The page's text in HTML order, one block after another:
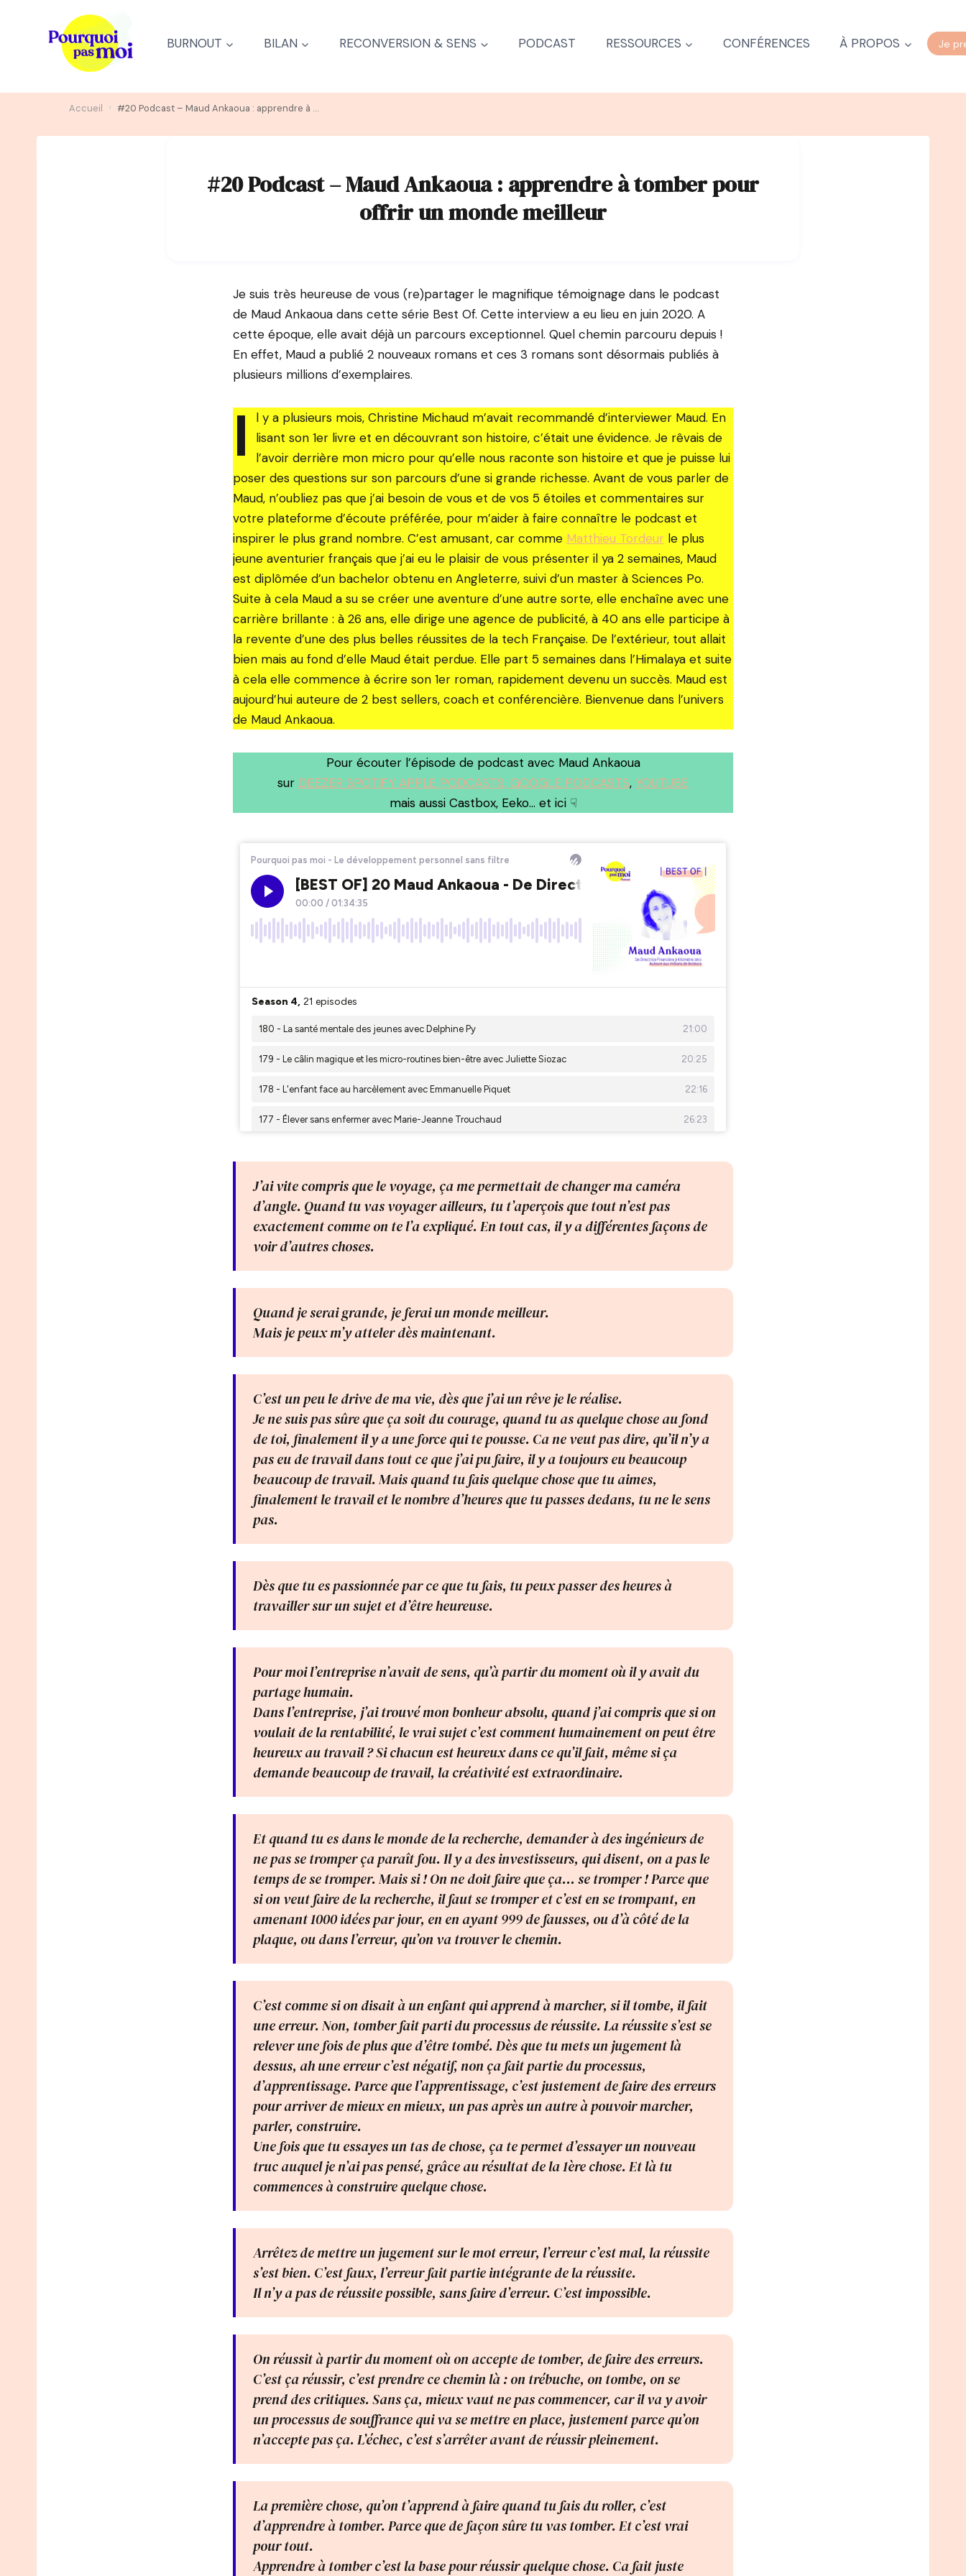
BURNOUT BILAN RECONVERSION & SENS PODCAST RESSOURCES CONFÉRENCES À PROPOS Je
Accueil › #20 Podcast – Maud Ankaoua : apprendre à tomber pour offrir un monde meilleur
#20 Podcast – Maud Ankaoua : apprendre à tomber pour
offrir un monde meilleur
Je suis très heureuse de vous (re)partager le magnifique témoignage dans le podcast
de Maud Ankaoua dans cette série Best Of. Cette interview a eu lieu en juin 2020.⁠ A
cette époque, elle avait déjà un parcours exceptionnel.⁠ Quel chemin parcouru depuis !⁠
En effet, Maud a publié 2 nouveaux romans et ces 3 romans sont désormais publiés à
plusieurs millions d’exemplaires.⁠
I
l y a plusieurs mois, Christine Michaud m’avait recommandé d’interviewer Maud. En
lisant son 1er livre et en découvrant son histoire, c’était une évidence. Je rêvais de
l’avoir derrière mon micro pour qu’elle nous raconte son histoire et que je puisse lui
poser des questions sur son parcours d’une si grande richesse. Avant de vous parler de
Maud, n’oubliez pas que j’ai besoin de vous et de vos 5 étoiles et commentaires sur
votre plateforme d’écoute préférée, pour m’aider à faire connaître le podcast et
inspirer le plus grand nombre. C’est amusant, car comme Matthieu Tordeur le plus
jeune aventurier français que j’ai eu le plaisir de vous présenter il ya 2 semaines, Maud
est diplômée d’un bachelor obtenu en Angleterre, suivi d’un master à Sciences Po.
Suite à cela Maud a su se créer une aventure d’une autre sorte, elle enchaîne avec une
carrière brillante : à 26 ans, elle dirige une agence de publicité, à 40 ans elle participe à
la revente d’une des plus belles réussites de la tech Française. De l’extérieur, tout allait
bien mais au fond d’elle Maud était perdue. Elle part 5 semaines dans l’Himalaya et suite
à cela elle commence à écrire son 1er roman, rapidement devenu un succès. Maud est
aujourd’hui auteure de 2 best sellers, coach et conférencière. Bienvenue dans l’univers
de Maud Ankaoua.
Pour écouter l’épisode de podcast avec Maud Ankaoua
sur DEEZER SPOTIFY APPLE PODCASTS, GOOGLE PODCASTS, YOUTUBE
mais aussi Castbox, Eeko… et ici ☟
J’ai vite compris que le voyage, ça me permettait de changer ma caméra
d’angle. Quand tu vas voyager ailleurs, tu t’aperçois que tout n’est pas
exactement comme on te l’a expliqué. En tout cas, il y a différentes façons de
voir d’autres choses.
Quand je serai grande, je ferai un monde meilleur.
Mais je peux m’y atteler dès maintenant.
C’est un peu le drive de ma vie, dès que j’ai un rêve je le réalise.
Je ne suis pas sûre que ça soit du courage, quand tu as quelque chose au fond
de toi, finalement il y a une force qui te pousse. Ca ne veut pas dire, qu’il n’y a
pas eu de travail dans tout ce que j’ai pu faire, il y a toujours eu beaucoup
beaucoup de travail. Mais quand tu fais quelque chose que tu aimes,
finalement le travail et le nombre d’heures que tu passes dedans, tu ne le sens
pas.
Dès que tu es passionnée par ce que tu fais, tu peux passer des heures à
travailler sur un sujet et d’être heureuse.
Pour moi l’entreprise n’avait de sens, qu’à partir du moment où il y avait du
partage humain.
Dans l’entreprise, j’ai trouvé mon bonheur absolu, quand j’ai compris que si on
voulait de la rentabilité, le vrai sujet c’est comment humainement on peut être
heureux au travail ? Si chacun est heureux dans ce qu’il fait, même si ça
demande beaucoup de travail, la créativité est extraordinaire.
Et quand tu es dans le monde de la recherche, demander à des ingénieurs de
ne pas se tromper ça paraît fou. Il y a des investisseurs, qui disent, on a pas le
temps de se tromper. Mais si ! On ne doit faire que ça… se tromper ! Parce que
si on veut faire de la recherche, il faut se tromper et c’est en se trompant, en
amenant 1000 idées par jour, en en ayant 999 de fausses, ou d’à côté de la
plaque, ou dans l’erreur, qu’on va trouver le chemin.
C’est comme si on disait à un enfant qui apprend à marcher, si il tombe, il fait
une erreur. Non, tomber fait parti du processus de réussite. La réussite s’est se
relever une fois de plus que d’être tombé. Dès que tu mets un jugement là
dessus, ah une erreur c’est négatif, non ça fait partie du processus,
d’apprentissage. Parce que l’apprentissage, c’est justement de faire des erreurs
pour arriver de mieux en mieux, un pas après un autre à pouvoir marcher,
parler, construire.
Une fois que tu essayes un tas de chose, ça te permet d’essayer un nouveau
truc auquel je n’ai pas pensé, grâce au résultat de la 1ère chose. Et là tu
commences à construire quelque chose.
Arrêtez de mettre un jugement sur le mot erreur, l’erreur c’est mal, la réussite
s’est bien. C’est faux, l’erreur fait partie intégrante de la réussite.
Il n’y a pas de réussite possible, sans faire d’erreur. C’est impossible.
On réussit à partir du moment où on accepte de tomber, de faire des erreurs.
C’est ça réussir, c’est prendre ce chemin là : on trébuche, on tombe, on se
prend des critiques. Sans ça, mieux vaut ne pas commencer, car il va y avoir
un processus de souffrance qui va se mettre en place, justement parce qu’on
n’accepte pas ça. L’échec, c’est s’arrêter avant de réussir pleinement.
La première chose, qu’on t’apprend à faire quand tu fais du roller, c’est
d’apprendre à tomber. Parce que de façon sûre tu vas tomber. Et c’est vrai
pour tout.
Apprendre à tomber c’est la base pour réussir quelque chose. Ca fait juste